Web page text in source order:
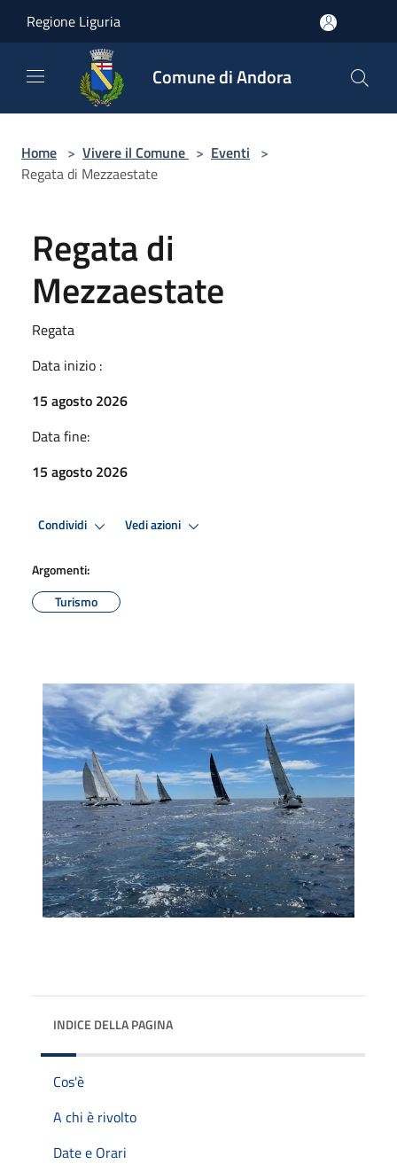
Regione Liguria
Comune di Andora
Home > Vivere il Comune > Eventi >
Regata di Mezzaestate
Regata di
Mezzaestate
Regata
Data inizio :
15 agosto 2026
Data fine:
15 agosto 2026
Condividi Vedi azioni
Argomenti:
Turismo
INDICE DELLA PAGINA
Cos'è
A chi è rivolto
Date e Orari